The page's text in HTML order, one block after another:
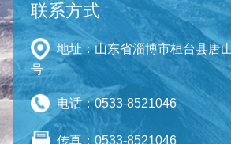
联系方式
地址：山东省淄博市桓台县唐
号
电话：0533-8521046
传真：0533-8521046